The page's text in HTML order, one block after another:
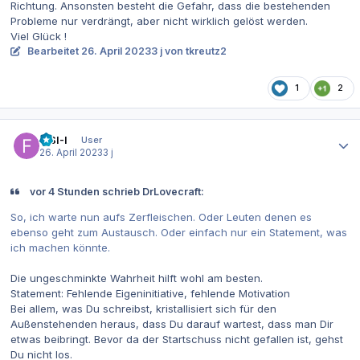
Richtung. Ansonsten besteht die Gefahr, dass die bestehenden
Probleme nur verdrängt, aber nicht wirklich gelöst werden.
Viel Glück !
Bearbeitet 26. April 20233 j von tkreutz2
1 2
FISI-I
User
26. April 20233 j
vor 4 Stunden schrieb DrLovecraft:
So, ich warte nun aufs Zerfleischen. Oder Leuten denen es
ebenso geht zum Austausch. Oder einfach nur ein Statement, was
ich machen könnte.
Die ungeschminkte Wahrheit hilft wohl am besten.
Statement: Fehlende Eigeninitiative, fehlende Motivation
Bei allem, was Du schreibst, kristallisiert sich für den
Außenstehenden heraus, dass Du darauf wartest, dass man Dir
etwas beibringt. Bevor da der Startschuss nicht gefallen ist, gehst
Du nicht los.